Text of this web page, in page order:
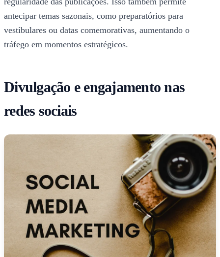
antecipar temas sazonais, como preparatórios para
vestibulares ou datas comemorativas, aumentando o
tráfego em momentos estratégicos.
Divulgação e engajamento nas
redes sociais